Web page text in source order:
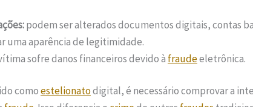
podem ser alterados documentos digitais, contas
uma aparência de legitimidade.
sofre danos financeiros devido à fraudeeletrônica.
comoestelionatodigital, é necessário comprovar a